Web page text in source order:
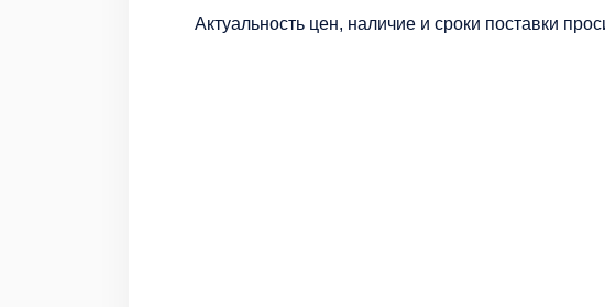
Актуальность цен, наличие и сроки поставки